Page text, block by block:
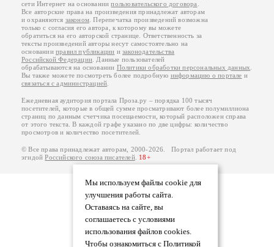
Мы используем файлы cookie для
улучшения работы сайта.
Оставаясь на сайте, вы
соглашаетесь с условиями
использования файлов cookies.
Чтобы ознакомиться с Политикой
сети Интернет на основаниипользовательского договора
Все авторские права на произведения принадлежат авторам
и охраняются законом . Перепечатка произведений возможна
только с согласия его автора, к которому вы можете
обратиться на его авторской странице. Ответственность за
тексты произведений авторы несут самостоятельно на
основанииправил публикации изаконодательства
Российской Федерации . Данные пользователей
обрабатываются на основании Политики обработки персональных данных
Вы также можете посмотреть более подробную информацию о портале и
связаться с администрацией
Ежедневная аудитория портала Проза.ру – порядка 100 тысяч
посетителей, которые в общей сумме просматривают более полумиллиона
страниц по данным счетчика посещаемости, который расположен справа
от этого текста. В каждой графе указано по две цифры: количество
просмотров и количество посетителей.
© Все права принадлежат авторам, 2000-2026. Портал работает под
эгидойРоссийского союза писателей. 18+